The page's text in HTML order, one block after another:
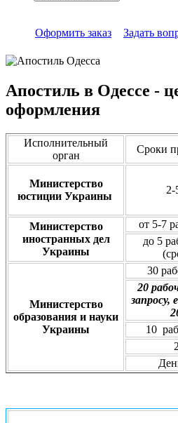
Оформить заказ Задать
Апостиль в Одессе -
оформления
Исполнительный
орган
Сроки
Министерство
юстиции Украины
2-
Министерство
иностранных дел
Украины
от 5-7
до 5
Министерство
образования и науки
Украины
30
20
запросу,
10